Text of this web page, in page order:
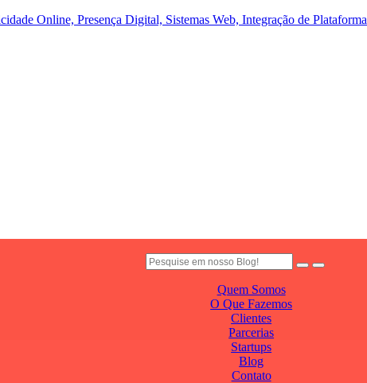
Online, Presença Digital, Sistemas Web, Integração de Plataforma
Quem Somos
O Que Fazemos
Clientes
Parcerias
Startups
Blog
Contato